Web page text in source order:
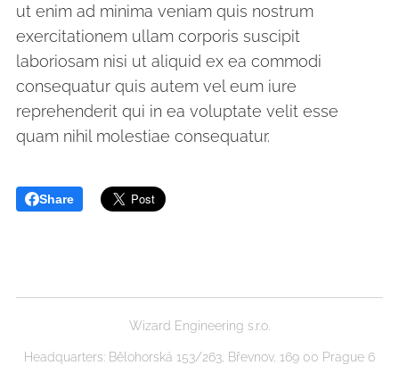
ut enim ad minima veniam quis nostrum
exercitationem ullam corporis suscipit
laboriosam nisi ut aliquid ex ea commodi
consequatur quis autem vel eum iure
reprehenderit qui in ea voluptate velit esse
quam nihil molestiae consequatur.
Share
Wizard Engineering s.r.o.
Headquarters: Bělohorská 153/263, Břevnov, 169 00 Prague 6